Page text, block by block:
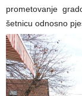
prometovanje
šetnicu odnosno